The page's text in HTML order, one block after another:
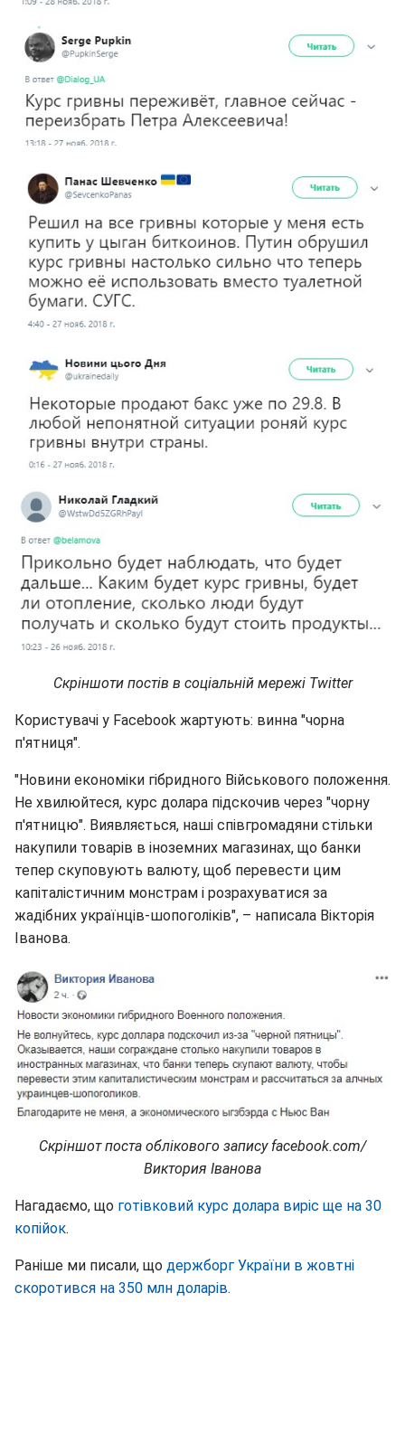
Скріншоти постів в соціальній мережі Twitter
Користувачі у Facebook жартують: винна "чорна
п'ятниця".
"Новини економіки гібридного Військового положення.
Не хвилюйтеся, курс долара підскочив через "чорну
п'ятницю". Виявляється, наші співгромадяни стільки
накупили товарів в іноземних магазинах, що банки
тепер скуповують валюту, щоб перевести цим
капіталістичним монстрам і розрахуватися за
жадібних українців-шопоголіків", – написала Вікторія
Іванова.
Скріншот поста облікового запису facebook.com/
Виктория Іванова
Нагадаємо, що готівковий курс долара виріс ще на 30
копійок.
Раніше ми писали, що держборг України в жовтні
скоротився на 350 млн доларів.